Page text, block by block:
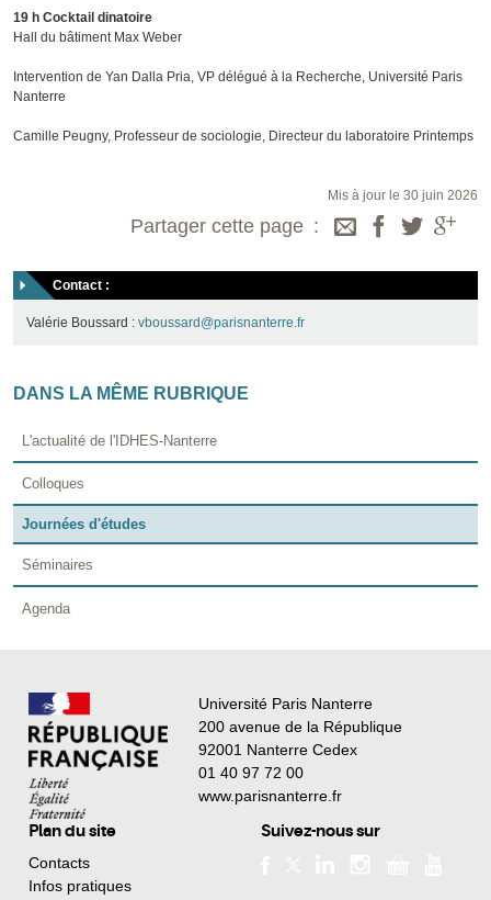
19 h Cocktail dinatoire
Hall du bâtiment Max Weber
Intervention de Yan Dalla Pria, VP délégué à la Recherche, Université Paris
Nanterre
Camille Peugny, Professeur de sociologie, Directeur du laboratoire Printemps
Mis à jour le 30 juin 2026
Partager cette page
Contact :
Valérie Boussard : vboussard@parisnanterre.fr
DANS LA MÊME RUBRIQUE
L'actualité de l'IDHES-Nanterre
Colloques
Journées d'études
Séminaires
Agenda
Université Paris Nanterre
200 avenue de la République
92001 Nanterre Cedex
01 40 97 72 00
www.parisnanterre.fr
Plan du site
Contacts
Infos pratiques
Suivez-nous sur